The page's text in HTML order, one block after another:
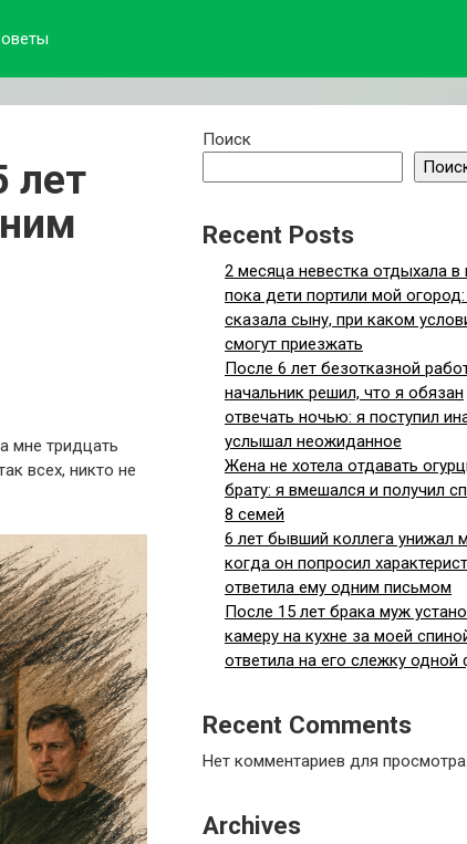
лет
мне тридцать
всех, никто не
Поиск
Recent Posts
2 месяца невестка отдыхала в
пока дети портили мой огород:
сказала сыну, при каком
смогут приезжать
После 6 лет безотказной
начальник решил, что я обязан
отвечать ночью: я поступил
услышал неожиданное
Жена не хотела отдавать
брату: я вмешался и получил
8 семей
6 лет бывший коллега унижал
когда он попросил
ответила ему одним письмом
После 15 лет брака муж
камеру на кухне за моей
ответила на его слежку одной
Recent Comments
Нет комментариев для просмотра.
Archives